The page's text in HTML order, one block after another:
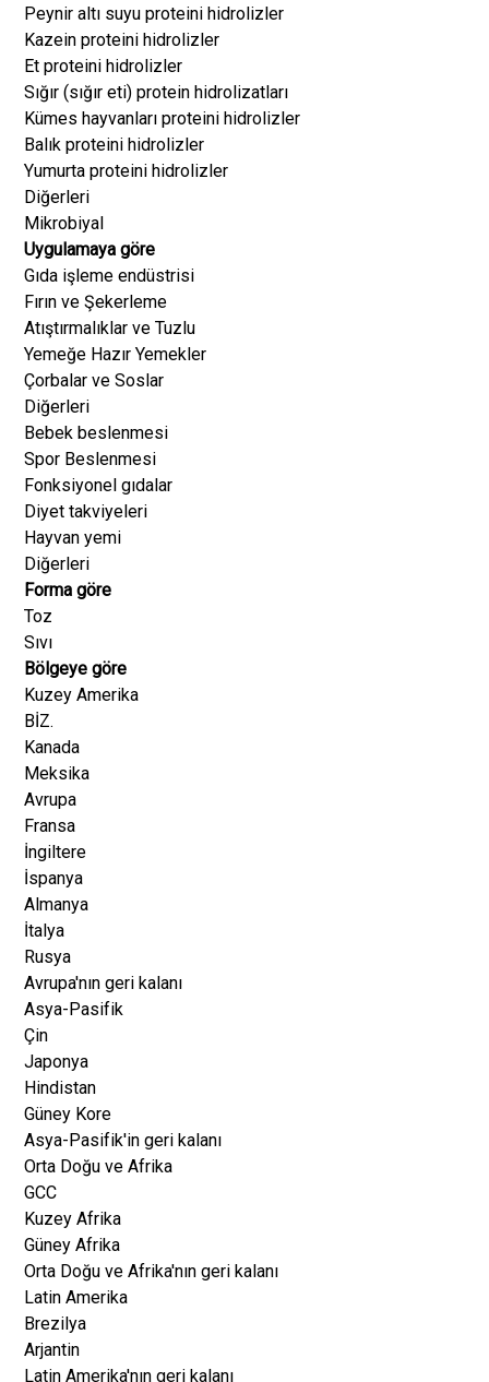
Peynir altı suyu proteini hidrolizler
Kazein proteini hidrolizler
Et proteini hidrolizler
Sığır (sığır eti) protein hidrolizatları
Kümes hayvanları proteini hidrolizler
Balık proteini hidrolizler
Yumurta proteini hidrolizler
Diğerleri
Mikrobiyal
Uygulamaya göre
Gıda işleme endüstrisi
Fırın ve Şekerleme
Atıştırmalıklar ve Tuzlu
Yemeğe Hazır Yemekler
Çorbalar ve Soslar
Diğerleri
Bebek beslenmesi
Spor Beslenmesi
Fonksiyonel gıdalar
Diyet takviyeleri
Hayvan yemi
Diğerleri
Forma göre
Toz
Sıvı
Bölgeye göre
Kuzey Amerika
BİZ.
Kanada
Meksika
Avrupa
Fransa
İngiltere
İspanya
Almanya
İtalya
Rusya
Avrupa'nın geri kalanı
Asya-Pasifik
Çin
Japonya
Hindistan
Güney Kore
Asya-Pasifik'in geri kalanı
Orta Doğu ve Afrika
GCC
Kuzey Afrika
Güney Afrika
Orta Doğu ve Afrika'nın geri kalanı
Latin Amerika
Brezilya
Arjantin
Latin Amerika'nın geri kalanı